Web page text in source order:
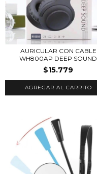
AURICULAR CON CABLE
WH800AP DEEP SOUND
$15.779
AGREGAR AL CARRITO